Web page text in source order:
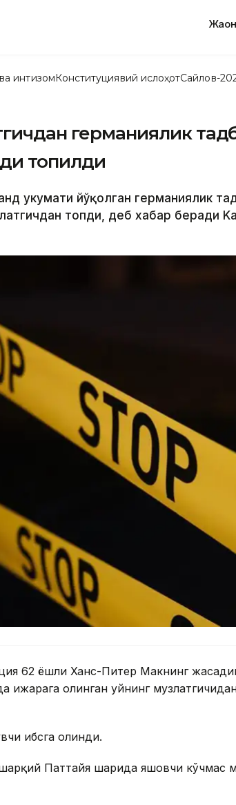
Жаҳон
интизомКонституциявий ислоҳотСайлов-
германиялик
топилди
ҳукумати йўқолган германиялик
топди, деб хабар беради
62 ёшли Ханс-Питер Макнинг
ижарага олинган уйнинг
ҳибсга олинди.
Паттайя шаҳрида яшовчи кўчмас